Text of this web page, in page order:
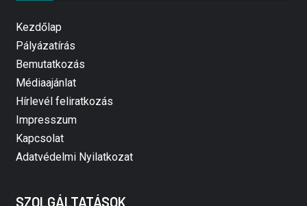
Kezdőlap
Pályázatírás
Bemutatkozás
Médiaajánlat
Hírlevél feliratkozás
Impresszum
Kapcsolat
Adatvédelmi Nyilatkozat
SZOLGÁLTATÁSOK